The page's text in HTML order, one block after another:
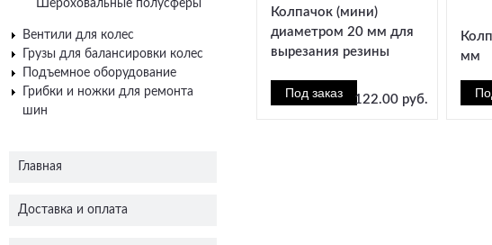
Колпачок (мини)
диаметром 20 мм для
вырезания резины
122.00 руб.
мм
Шероховальные полусферы
Вентили для колес
Грузы для балансировки колес
Подъемное оборудование
Грибки и ножки для ремонта
шин
Главная
Доставка и оплата